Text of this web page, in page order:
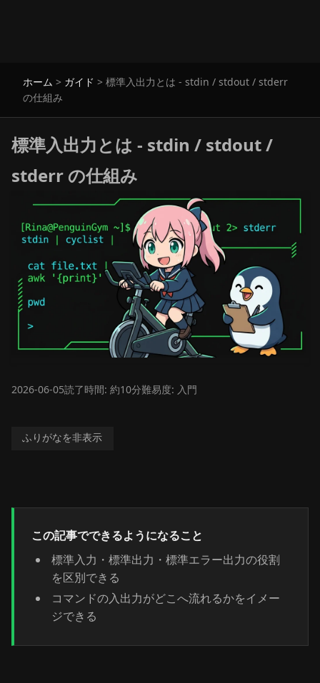
ホーム > ガイド > 標準入出力とは - stdin / stdout / stderr
の仕組み
標準入出力とは - stdin / stdout /
stderr の仕組み
2026-06-05読了時間: 約10分難易度: 入門
ふりがなを非表示
この記事でできるようになること
標準入力・標準出力・標準エラー出力の役割
を区別できる
コマンドの入出力がどこへ流れるかをイメー
ジできる